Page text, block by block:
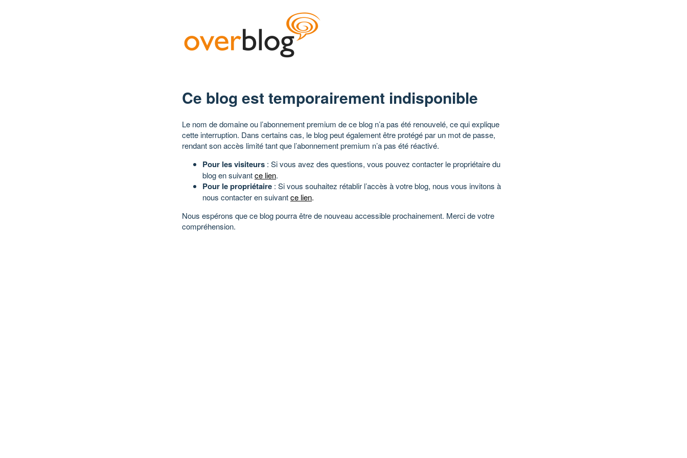
Ce blog est temporairement indisponible
Le nom de domaine ou l’abonnement premium de ce blog n’a pas été renouvelé, ce qui explique
cette interruption. Dans certains cas, le blog peut également être protégé par un mot de passe,
rendant son accès limité tant que l’abonnement premium n’a pas été réactivé.
Pour les visiteurs : Si vous avez des questions, vous pouvez contacter le propriétaire du
blog en suivantce lien.
Pour le propriétaire : Si vous souhaitez rétablir l’accès à votre blog, nous vous invitons à
nous contacter en suivantce lien.
Nous espérons que ce blog pourra être de nouveau accessible prochainement. Merci de votre
compréhension.